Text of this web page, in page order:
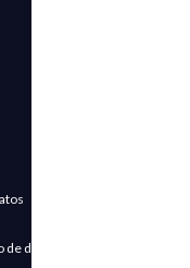
datos